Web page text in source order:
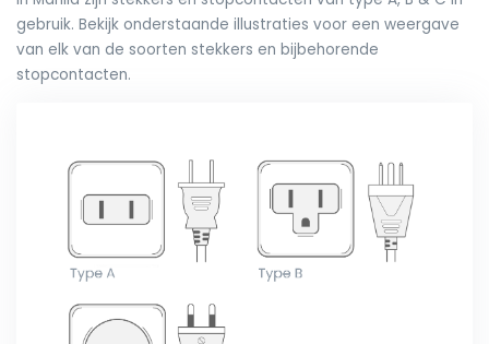
gebruik. Bekijk onderstaande illustraties voor een weergave
van elk van de soorten stekkers en bijbehorende
stopcontacten.